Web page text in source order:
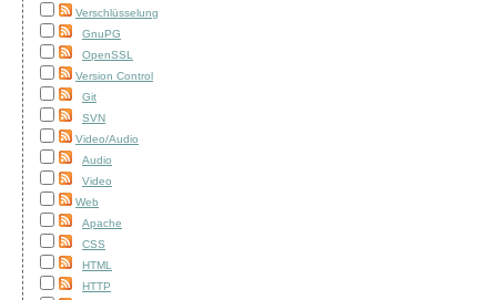
Verschlüsselung
GnuPG
OpenSSL
Version Control
Git
SVN
Video/Audio
Audio
Video
Web
Apache
CSS
HTML
HTTP